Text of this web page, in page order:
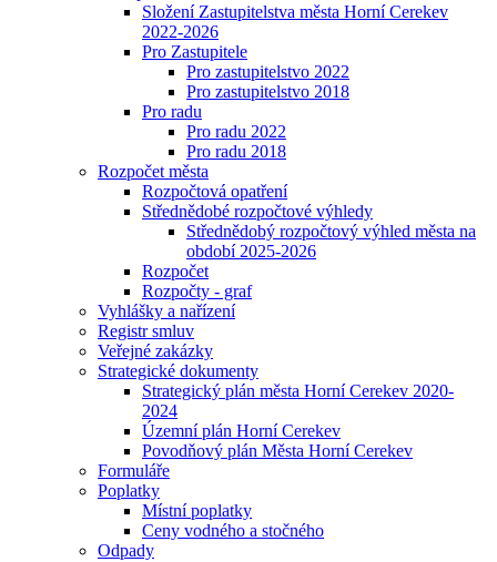
Složení Zastupitelstva města Horní Cerekev
2022-2026
Pro Zastupitele
Pro zastupitelstvo 2022
Pro zastupitelstvo 2018
Pro radu
Pro radu 2022
Pro radu 2018
Rozpočet města
Rozpočtová opatření
Střednědobé rozpočtové výhledy
Střednědobý rozpočtový výhled města na
období 2025-2026
Rozpočet
Rozpočty - graf
Vyhlášky a nařízení
Registr smluv
Veřejné zakázky
Strategické dokumenty
Strategický plán města Horní Cerekev 2020-
2024
Územní plán Horní Cerekev
Povodňový plán Města Horní Cerekev
Formuláře
Poplatky
Místní poplatky
Ceny vodného a stočného
Odpady